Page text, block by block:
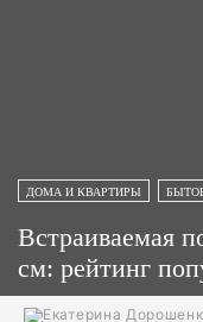
ДОМА И КВАРТИРЫ
Встраиваемая
см: рейтинг